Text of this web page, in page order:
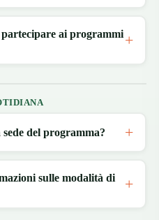
ai programmi
del programma?
sulle modalità di